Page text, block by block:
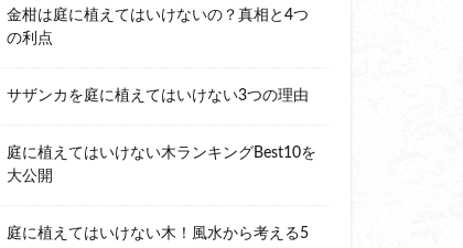
金柑は庭に植えてはいけないの？真相と4つ
の利点
サザンカを庭に植えてはいけない3つの理由
庭に植えてはいけない木ランキングBest10を
大公開
庭に植えてはいけない木！風水から考える5